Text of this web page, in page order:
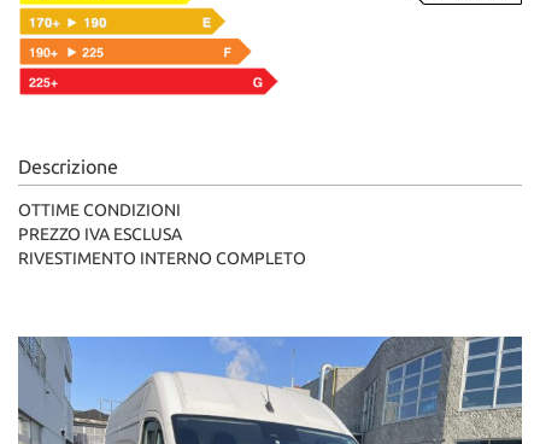
Descrizione
OTTIME CONDIZIONI
PREZZO IVA ESCLUSA
RIVESTIMENTO INTERNO COMPLETO